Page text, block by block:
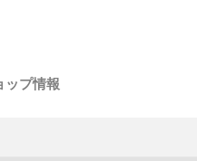
ップ情報